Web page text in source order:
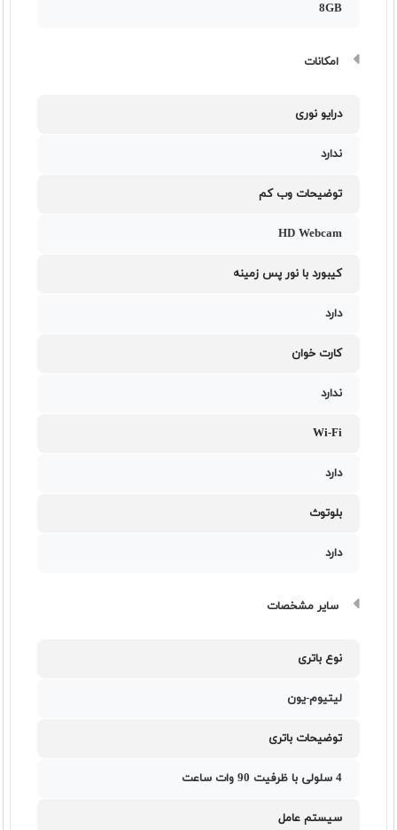
8GB
امکانات
درایو نوری
ندارد
توضیحات وب کم
HD Webcam
کیبورد با نور پس زمینه
دارد
کارت خوان
ندارد
Wi-Fi
دارد
بلوتوث
دارد
سایر مشخصات
نوع باتری
لیتیوم-یون
توضیحات باتری
4 سلولی با ظرفیت 90 وات ساعت
سیستم عامل